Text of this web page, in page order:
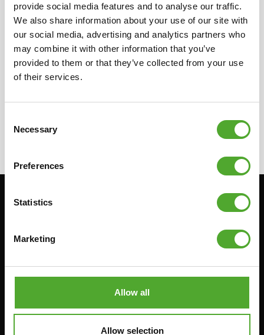
provide social media features and to analyse our traffic.
We also share information about your use of our site with
our social media, advertising and analytics partners who
may combine it with other information that you’ve
provided to them or that they’ve collected from your use
of their services.
Selection
Necessary
Preferences
Statistics
Marketing
Allow all
Allow selection
getoond, neemt u contact op met de
distributeur in uw land voor meer informatie
over onze lokale verkopers. Zij kunnen u de
benodigde informatie over de verkopers
Blijf op de hoogte: schrijf je in voor onze